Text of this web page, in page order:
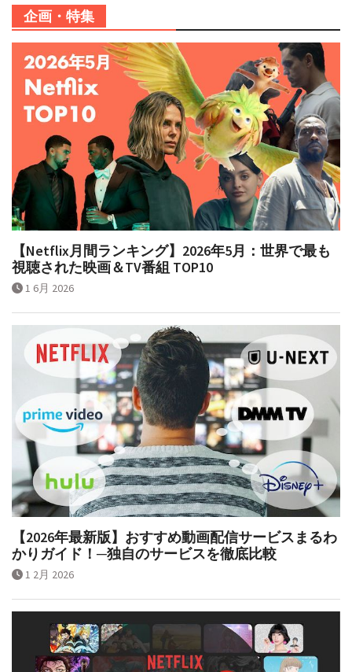
企画・特集
【Netflix月間ランキング】2026年5月：世界で最も
視聴された映画＆TV番組 TOP10
1 6月 2026
【2026年最新版】おすすめ動画配信サービスまるわ
かりガイド！─独自のサービスを徹底比較
1 2月 2026